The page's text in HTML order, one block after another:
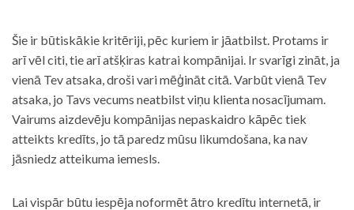
Šie ir būtiskākie kritēriji, pēc kuriem ir jāatbilst. Protams ir
arī vēl citi, tie arī atšķiras katrai kompānijai. Ir svarīgi zināt, ja
vienā Tev atsaka, droši vari mēģināt citā. Varbūt vienā Tev
atsaka, jo Tavs vecums neatbilst viņu klienta nosacījumam.
Vairums aizdevēju kompānijas nepaskaidro kāpēc tiek
atteikts kredīts, jo tā paredz mūsu likumdošana, ka nav
jāsniedz atteikuma iemesls.
Lai vispār būtu iespēja noformēt ātro kredītu internetā, ir